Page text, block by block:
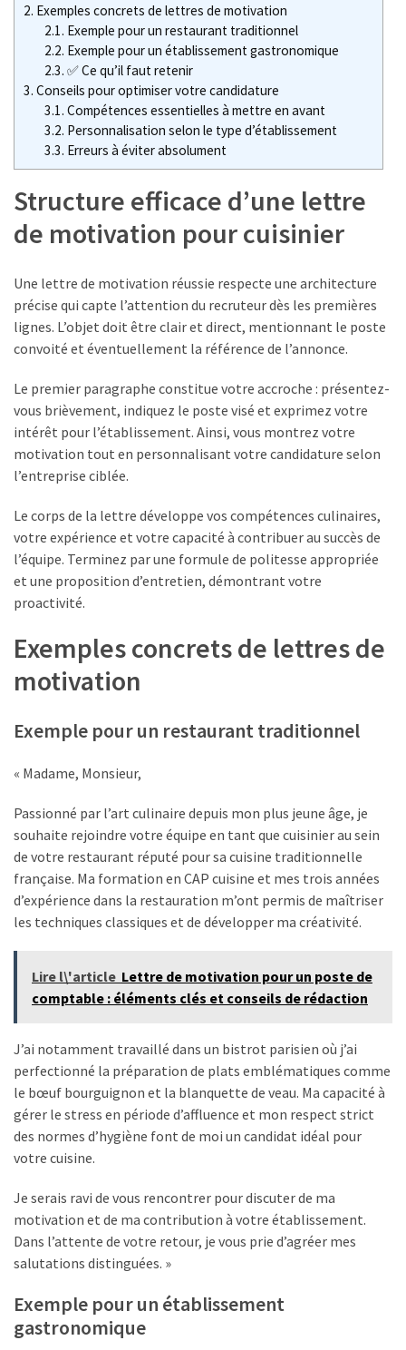
déclarer
Grille
salaires
métallurgie
comment
les
SMH
2026
domicile
en
emballage
mise
pli
légitimes
arnaques
CATEGORIES
Ressources
humaines
(24)
Business
(7)
Entreprises
(6)
2. Exemples concrets de lettres de motivation
2.1. Exemple pour un restaurant traditionnel
2.2. Exemple pour un établissement gastronomique
2.3. ✅ Ce qu’il faut retenir
3. Conseils pour optimiser votre candidature
3.1. Compétences essentielles à mettre en avant
3.2. Personnalisation selon le type d’établissement
3.3. Erreurs à éviter absolument
Structure efficace d’une lettre
de motivation pour cuisinier
Une lettre de motivation réussie respecte une architecture
précise qui capte l’attention du recruteur dès les premières
lignes. L’objet doit être clair et direct, mentionnant le poste
convoité et éventuellement la référence de l’annonce.
Le premier paragraphe constitue votre accroche : présentez-
vous brièvement, indiquez le poste visé et exprimez votre
intérêt pour l’établissement. Ainsi, vous montrez votre
motivation tout en personnalisant votre candidature selon
l’entreprise ciblée.
Le corps de la lettre développe vos compétences culinaires,
votre expérience et votre capacité à contribuer au succès de
l’équipe. Terminez par une formule de politesse appropriée
et une proposition d’entretien, démontrant votre
proactivité.
Exemples concrets de lettres de
motivation
Exemple pour un restaurant traditionnel
« Madame, Monsieur,
Passionné par l’art culinaire depuis mon plus jeune âge, je
souhaite rejoindre votre équipe en tant que cuisinier au sein
de votre restaurant réputé pour sa cuisine traditionnelle
française. Ma formation en CAP cuisine et mes trois années
d’expérience dans la restauration m’ont permis de maîtriser
les techniques classiques et de développer ma créativité.
Lire l\'article Lettre de motivation pour un poste de
comptable : éléments clés et conseils de rédaction
J’ai notamment travaillé dans un bistrot parisien où j’ai
perfectionné la préparation de plats emblématiques comme
le bœuf bourguignon et la blanquette de veau. Ma capacité à
gérer le stress en période d’affluence et mon respect strict
des normes d’hygiène font de moi un candidat idéal pour
votre cuisine.
Je serais ravi de vous rencontrer pour discuter de ma
motivation et de ma contribution à votre établissement.
Dans l’attente de votre retour, je vous prie d’agréer mes
salutations distinguées. »
Exemple pour un établissement
gastronomique